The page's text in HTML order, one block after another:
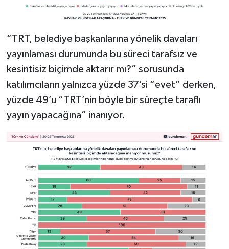
“TRT, belediye başkanlarına yönelik davaları
yayınlaması durumunda bu süreci tarafsız ve
kesintisiz biçimde aktarır mı?” sorusunda
katılımcıların yalnızca yüzde 37’si “evet” derken,
yüzde 49’u “TRT’nin böyle bir süreçte taraflı
yayın yapacağına” inanıyor.